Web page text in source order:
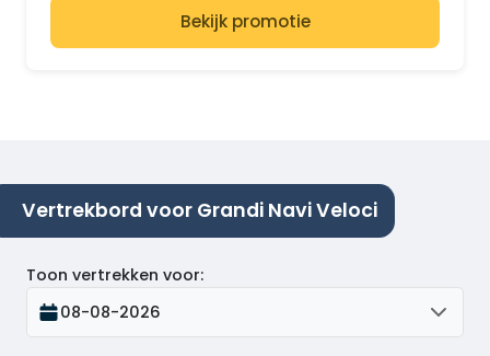
Bekijk promotie
Vertrekbord voor Grandi Navi Veloci
Toon vertrekken voor:
08-08-2026